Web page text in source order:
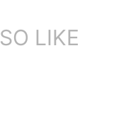
LIKE